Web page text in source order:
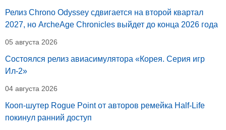
Релиз Chrono Odyssey сдвигается на второй квартал
2027, но ArcheAge Chronicles выйдет до конца 2026 года
05 августа 2026
Состоялся релиз авиасимулятора «Корея. Серия игр
Ил-2»
04 августа 2026
Кооп-шутер Rogue Point от авторов ремейка Half-Life
покинул ранний доступ